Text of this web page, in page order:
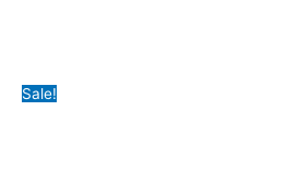
Sale!